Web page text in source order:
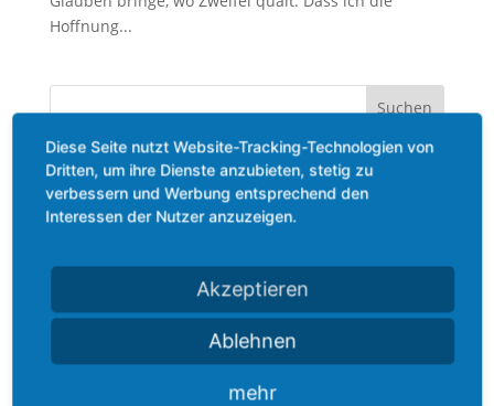
Hoffnung...
Kategorien
Allgemein
Bewegung
Ernährung
Methoden
Diese Seite nutzt Website-Tracking-Technologien von
Dritten, um ihre Dienste anzubieten, stetig zu
verbessern und Werbung entsprechend den
Interessen der Nutzer anzuzeigen.
Akzeptieren
Ablehnen
mehr